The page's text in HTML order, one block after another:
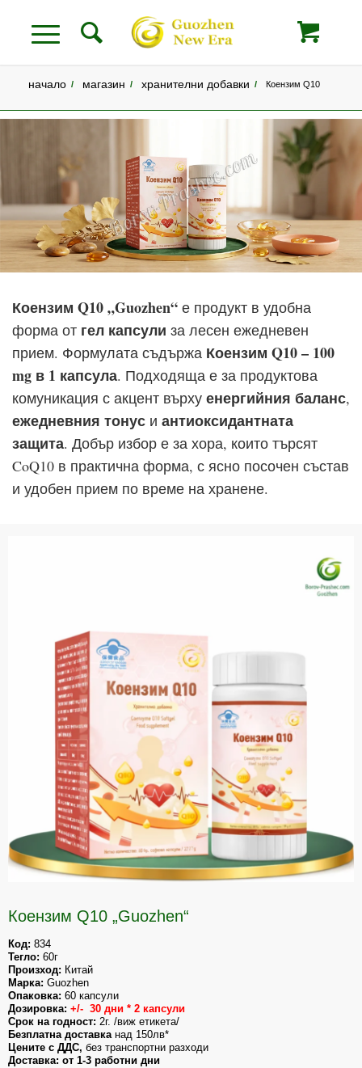
начало / магазин / хранителни добавки / Коензим Q10
Коензим Q10 „Guozhen“ е продукт в удобна
форма от гел капсули за лесен ежедневен
прием. Формулата съдържа Коензим Q10 – 100
mg в 1 капсула. Подходяща е за продуктова
комуникация с акцент върху енергийния баланс,
ежедневния тонус и антиоксидантната
защита. Добър избор е за хора, които търсят
CoQ10 в практична форма, с ясно посочен състав
и удобен прием по време на хранене.
Коензим Q10 „Guozhen“
Код:
Тегло:
Произход:
Марка: Guozhen
Опаковка:
Дозировка: +/-  30 дни * 2 капсули
Срок на годност:
Безплатна доставка
Цените с ДДС, без транспортни разходи
Доставка: от 1-3 работни дни